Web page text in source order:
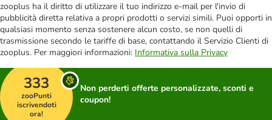
zooplus ha il diritto di utilizzare il tuo indirizzo e-mail per l'invio di
pubblicità diretta relativa a propri prodotti o servizi simili. Puoi opporti in
qualsiasi momento senza sostenere alcun costo, se non quelli di
trasmissione secondo le tariffe di base, contattando il Servizio Clienti di
zooplus. Per maggiori informazioni: Informativa sulla Privacy
333
zooPunti
iscrivendoti
ora!
Non perderti offerte personalizzate, sconti e
coupon!